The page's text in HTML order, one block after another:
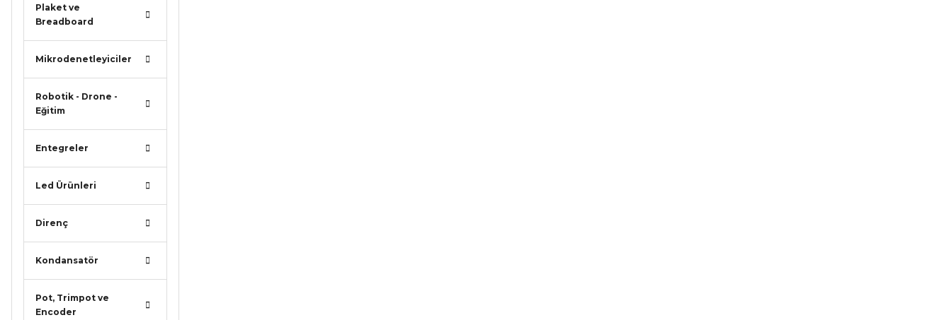
Plaket ve
Breadboard
Mikrodenetleyiciler
Robotik - Drone -
Eğitim
Entegreler
Led Ürünleri
Direnç
Kondansatör
Pot, Trimpot ve
Encoder